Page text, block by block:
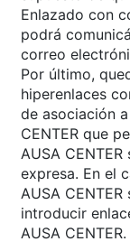
Enlazado con
podrá
correo
Por último,
hiperenlaces
de asociación
CENTER que
AUSA
expresa. En el
AUSA
introducir
AUSA CENTER.